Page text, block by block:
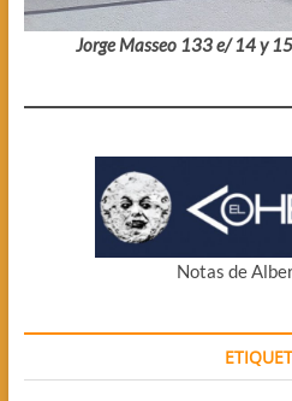
Jorge Masseo 133 e/ 14 y
Notas de